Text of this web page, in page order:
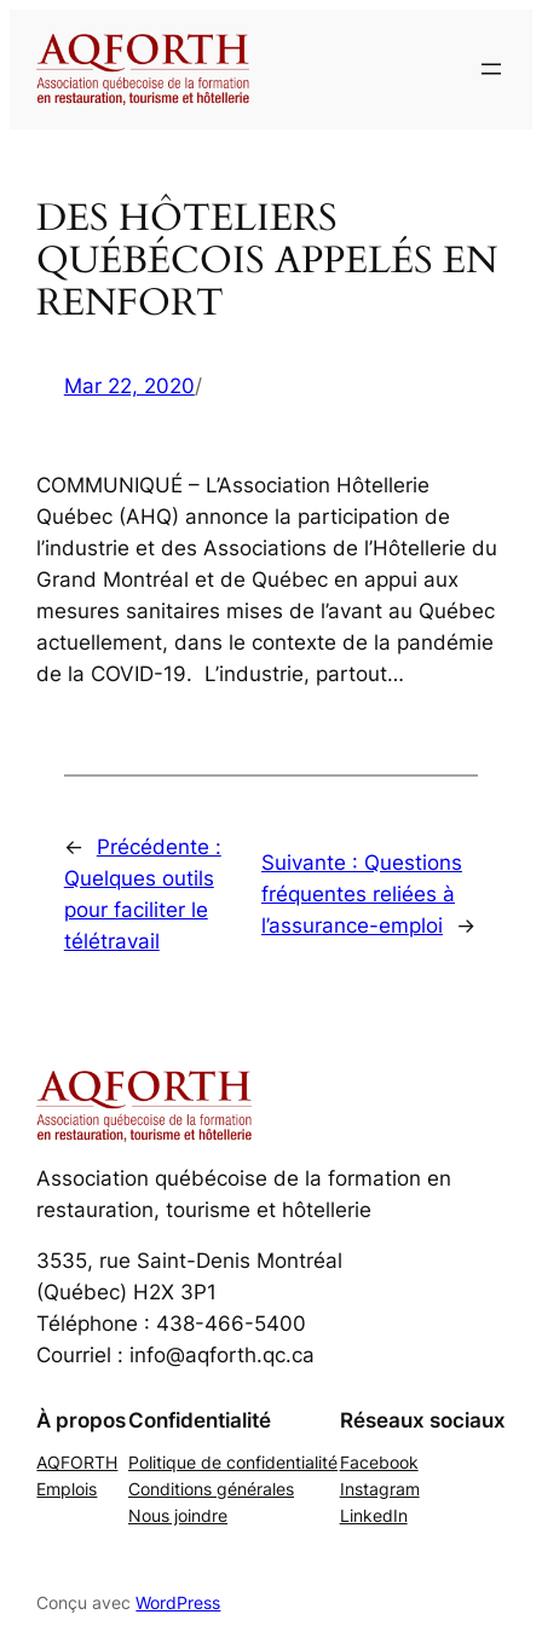
contenu
DES HÔTELIERS
QUÉBÉCOIS APPELÉS EN
RENFORT
Mar 22, 2020/
COMMUNIQUÉ – L’Association Hôtellerie
Québec (AHQ) annonce la participation de
l’industrie et des Associations de l’Hôtellerie du
Grand Montréal et de Québec en appui aux
mesures sanitaires mises de l’avant au Québec
actuellement, dans le contexte de la pandémie
de la COVID-19. L’industrie, partout…
←
Précédente :
Quelques outils
pour faciliter le
télétravail
Suivante : Questions
fréquentes reliées à
l’assurance-emploi
→
Association québécoise de la formation en
restauration, tourisme et hôtellerie
3535, rue Saint-Denis Montréal
(Québec) H2X 3P1
Téléphone : 438-466-5400
Courriel : info@aqforth.qc.ca
À propos
AQFORTH
Emplois
Confidentialité
Politique de confidentialité
Conditions générales
Nous joindre
Réseaux sociaux
Facebook
Instagram
LinkedIn
Conçu avecWordPress